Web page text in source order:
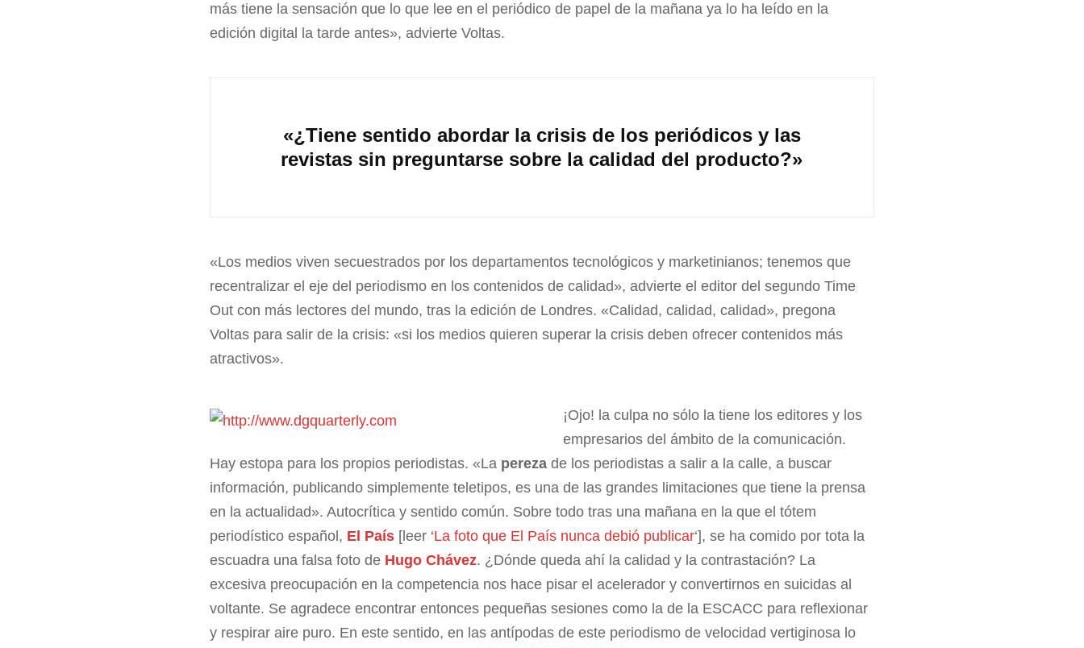
más tiene la sensación que lo que lee en el periódico de papel de la mañana ya lo ha leído en la
edición digital la tarde antes», advierte Voltas.
«¿Tiene sentido abordar la crisis de los periódicos y las
revistas sin preguntarse sobre la calidad del producto?»
«Los medios viven secuestrados por los departamentos tecnológicos y marketinianos; tenemos que
recentralizar el eje del periodismo en los contenidos de calidad», advierte el editor del segundo Time
Out con más lectores del mundo, tras la edición de Londres. «Calidad, calidad, calidad», pregona
Voltas para salir de la crisis: «si los medios quieren superar la crisis deben ofrecer contenidos más
atractivos».
¡Ojo! la culpa no sólo la tiene los editores y los
empresarios del ámbito de la comunicación.
Hay estopa para los propios periodistas. «La pereza de los periodistas a salir a la calle, a buscar
información, publicando simplemente teletipos, es una de las grandes limitaciones que tiene la prensa
en la actualidad». Autocrítica y sentido común. Sobre todo tras una mañana en la que el tótem
periodístico español, El País [leer ‘La foto que El País nunca debió publicar‘], se ha comido por tota la
escuadra una falsa foto de Hugo Chávez. ¿Dónde queda ahí la calidad y la contrastación? La
excesiva preocupación en la competencia nos hace pisar el acelerador y convertirnos en suicidas al
voltante. Se agradece encontrar entonces pequeñas sesiones como la de la ESCACC para reflexionar
y respirar aire puro. En este sentido, en las antípodas de este periodismo de velocidad vertiginosa lo